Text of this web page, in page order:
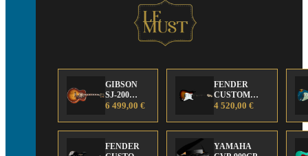
GIBSON
SJ-200
Anniversary
Edition
6 499,00 €
FENDER
CUSTOM
SHOP Strat 63'
4 520,00 €
FENDER
YAMAHA